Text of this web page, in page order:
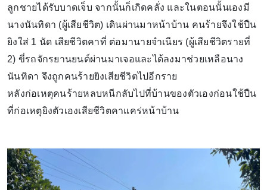
ลูกชายได้รับบาดเจ็บ จากนั้นก็เกิดคลั่ง และในตอนนั้นเองมี
นางนันทิดา (ผู้เสียชีวิต) เดินผ่านมาหน้าบ้าน คนร้ายจึงใช้ปืน
ยิงใส่ 1 นัด เสียชีวิตคาที่ ต่อมานายจำเนียร (ผู้เสียชีวิตรายที่
2) ขี่รถจักรยานยนต์ผ่านมาเจอและได้ลงมาช่วยเหลือนาง
นันทิดา จึงถูกคนร้ายยิงเสียชีวิตไปอีกราย
หลังก่อเหตุคนร้ายหลบหนีกลับไปที่บ้านของตัวเองก่อนใช้ปืน
ที่ก่อเหตุยิงตัวเองเสียชีวิตคาแคร่หน้าบ้าน